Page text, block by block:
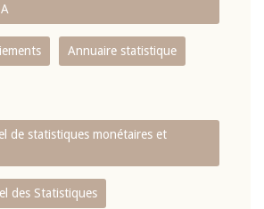
Annuaire statistique
de statistiques monétaires et
des Statistiques